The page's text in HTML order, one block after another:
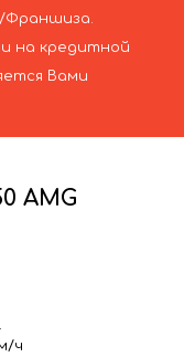
Франшиза.
на кредитной
Вами
AMG
ч